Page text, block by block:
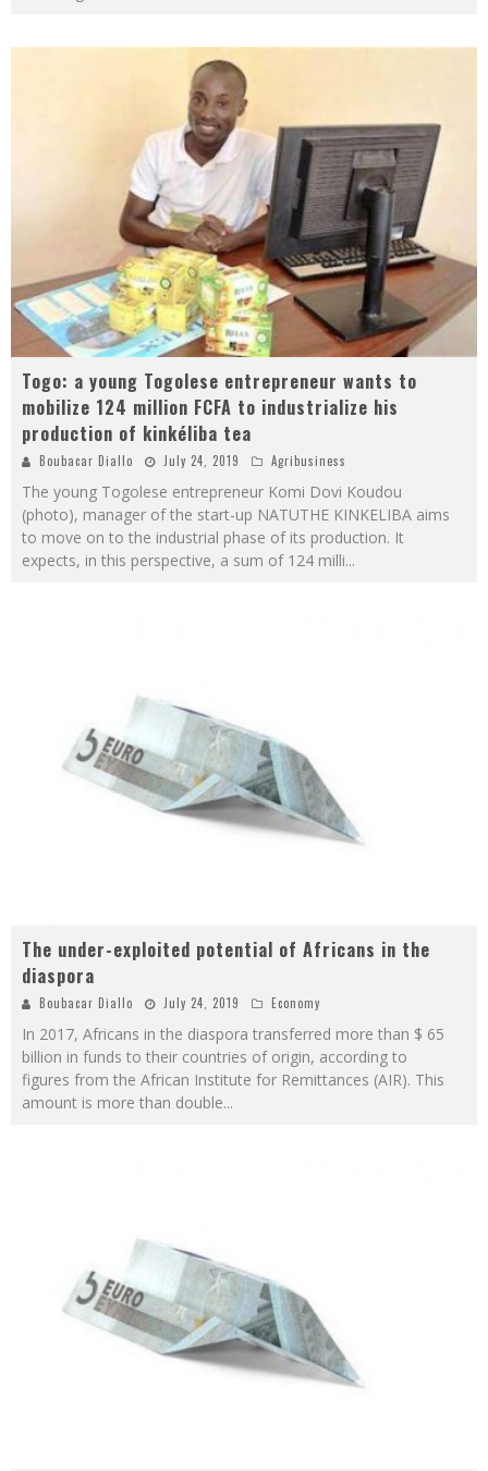
Togo: a young Togolese entrepreneur wants to
mobilize 124 million FCFA to industrialize his
production of kinkéliba tea
Boubacar Diallo July 24, 2019 Agribusiness
The young Togolese entrepreneur Komi Dovi Koudou
(photo), manager of the start-up NATUTHE KINKELIBA aims
to move on to the industrial phase of its production. It
expects, in this perspective, a sum of 124 milli...
The under-exploited potential of Africans in the
diaspora
Boubacar Diallo July 24, 2019 Economy
In 2017, Africans in the diaspora transferred more than $ 65
billion in funds to their countries of origin, according to
figures from the African Institute for Remittances (AIR). This
amount is more than double...